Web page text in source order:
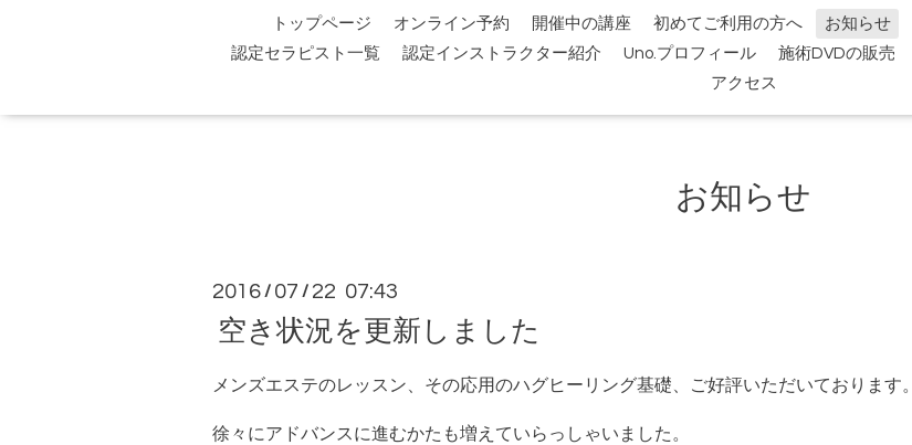
トップページ オンライン予約 開催中の講座 初めてご利用の方へ お知らせ
認定セラピスト一覧
認定インストラクター紹介 Uno.プロフィール 施術DVDの販売
アクセス
お知らせ
2016 / 07 / 22 07:43
空き状況を更新しました
メンズエステのレッスン、その応用のハグヒーリング基礎、ご好評いただいております。
徐々にアドバンスに進むかたも増えていらっしゃいました。